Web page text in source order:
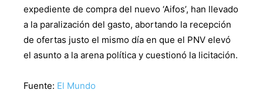
expediente de compra del nuevo ‘Aifos’, han llevado
a la paralización del gasto, abortando la recepción
de ofertas justo el mismo día en que el PNV elevó
el asunto a la arena política y cuestionó la licitación.
Fuente: El Mundo